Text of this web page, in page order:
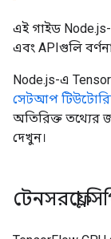
এই গাইড
এবং APIগুলি
Node.js-এ
সেটআপ
অতিরিক্ত তথ্যের
দেখুন।
টেনসরফ্লো